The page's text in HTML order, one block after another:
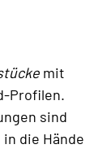
mit
Profilen.
sind
die Hände